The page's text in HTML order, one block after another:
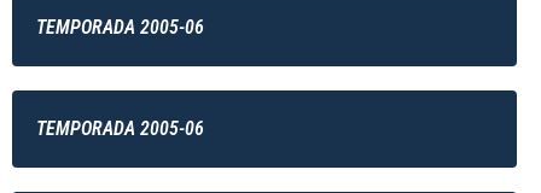
TEMPORADA 2005-06
TEMPORADA 2005-06